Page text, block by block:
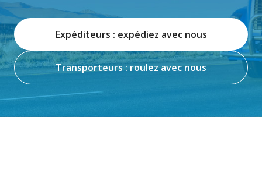
Expéditeurs : expédiez avec nous
Transporteurs : roulez avec nous